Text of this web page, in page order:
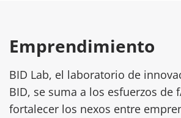
Emprendimiento
BID Lab, el laboratorio de
BID, se suma a los esfuerzos de
fortalecer los nexos entre